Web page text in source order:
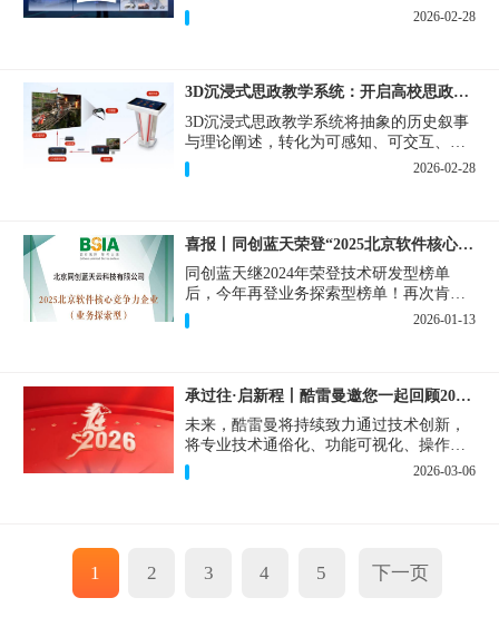
防科普、安全生产培训等核心应用场景，
支持定制开发，打造专属的解决方案。
2026-02-28
3D沉浸式思政教学系统：开启高校思政课智慧改革新篇章
3D沉浸式思政教学系统将抽象的历史叙事
与理论阐述，转化为可感知、可交互、可
共鸣的立体体验，重新定义思政课堂感知
维度。
2026-02-28
喜报丨同创蓝天荣登“2025北京软件核心竞争力企业”
同创蓝天继2024年荣登技术研发型榜单
后，今年再登业务探索型榜单！再次肯定
了酷雷曼在技术创新与业务场景融合方面
的持续投入。
2026-01-13
承过往·启新程丨酷雷曼邀您一起回顾2025年度记忆
未来，酷雷曼将持续致力通过技术创新，
将专业技术通俗化、功能可视化、操作简
单化，助力商企和个人抓住数字时代红
利。
2026-03-06
1 2 3 4 5 下一页